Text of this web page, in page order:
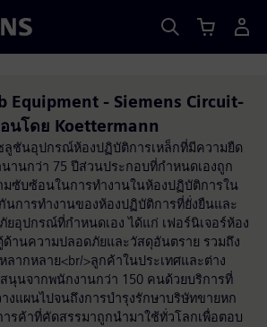
Equipment - Siemens Circuit-
นโดย Koettermann
ลูชันอุปกรณ์ห้องปฏิบัติการเหล็กที่มีความยืด
านกว่า 75 ปีส่วนประกอบที่กำหนดเองถูก
ซับซ้อนในการทำงานในห้องปฏิบัติการใน
นการทำงานของห้องปฏิบัติการที่ยั่งยืนและ
อุปกรณ์ที่กำหนดเอง ได้แก่ เฟอร์นิเจอร์ห้อง
านความปลอดภัยและวัสดุอันตราย รวมถึง
ากหลาย<br/>ลูกค้าในประเทศและต่าง
นุนจากพนักงานกว่า 150 คนด้วยบริการที่
งแผนไปจนถึงการบำรุงรักษาบริษัทขายหก
รค้าที่คัดสรรมาถูกนำมาใช้ทั่วโลกเพื่อตอบ